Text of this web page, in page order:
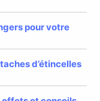
pour votre
d’étincelles